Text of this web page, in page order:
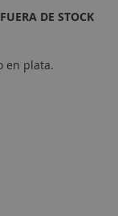
FUERA DE STOCK
en plata.